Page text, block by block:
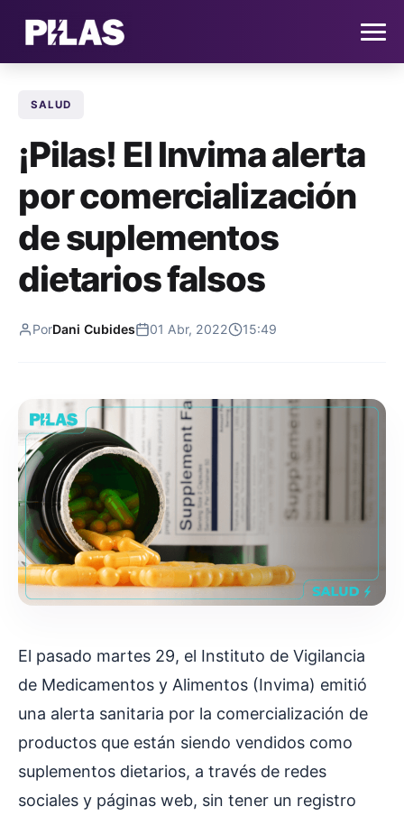
NOTICIAS
QUIÉNES SOMOS
CONTACTO
SUSCRÍBETE
SALUD
¡Pilas! El Invima alerta
por comercialización
de suplementos
dietarios falsos
PorDani Cubides 01 Abr, 2022 15:49
El pasado martes 29, el Instituto de Vigilancia
de Medicamentos y Alimentos (Invima) emitió
una alerta sanitaria por la comercialización de
productos que están siendo vendidos como
suplementos dietarios, a través de redes
sociales y páginas web, sin tener un registro